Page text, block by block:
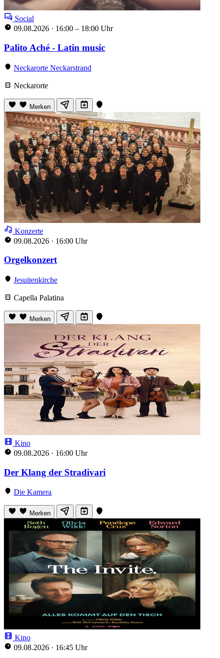
Social
09.08.2026 · 16:00 – 18:00 Uhr
Palito Aché - Latin music
Neckarorte Neckarstrand
Neckarorte
Merken
Konzerte
09.08.2026 · 16:00 Uhr
Orgelkonzert
Jesuitenkirche
Capella Palatina
Merken
Kino
09.08.2026 · 16:00 Uhr
Der Klang der Stradivari
Die Kamera
Merken
Kino
09.08.2026 · 16:45 Uhr